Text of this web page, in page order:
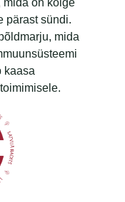
pärast sündi.
mida
kaasa